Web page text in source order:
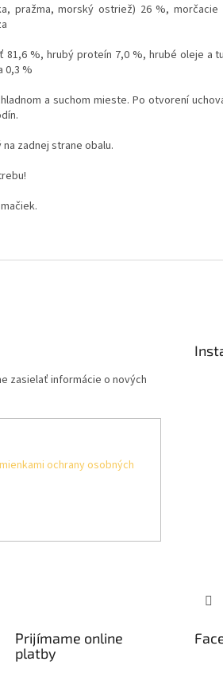
pražma, morský ostriež) 26 %, morčacie
81,6 %, hrubý proteín 7,0 %, hrubé oleje a
0,3 %
a suchom mieste. Po otvorení
zadnej strane obalu.
zasielať informácie o nových
ochrany osobných
Prijímame online
platby